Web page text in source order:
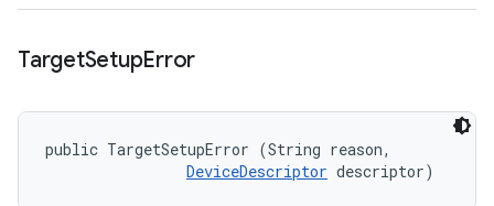
TargetSetupError
public TargetSetupError (String reason,
DeviceDescriptor descriptor)